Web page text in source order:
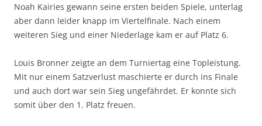
Noah Kairies gewann seine ersten beiden Spiele, unterlag
aber dann leider knapp im Viertelfinale. Nach einem
weiteren Sieg und einer Niederlage kam er auf Platz 6.
Louis Bronner zeigte an dem Turniertag eine Topleistung.
Mit nur einem Satzverlust maschierte er durch ins Finale
und auch dort war sein Sieg ungefährdet. Er konnte sich
somit über den 1. Platz freuen.